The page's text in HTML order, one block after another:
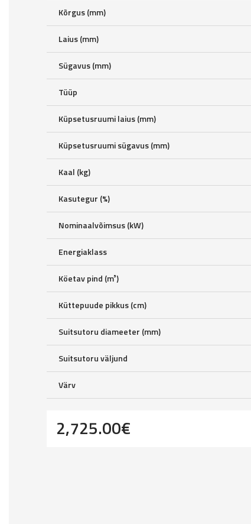
Kõrgus (mm)
Laius (mm)
Sügavus (mm)
Tüüp
Küpsetusruumi laius (mm)
Küpsetusruumi sügavus (mm)
Kaal (kg)
Kasutegur (%)
Nominaalvõimsus (kW)
Energiaklass
Köetav pind (m³)
Küttepuude pikkus (cm)
Suitsutoru diameeter (mm)
Suitsutoru väljund
Värv
2,725.00€